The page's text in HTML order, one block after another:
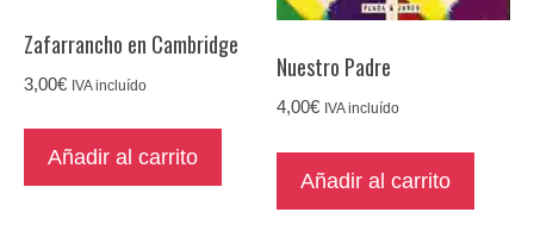
Zafarrancho en Cambridge
3,00€ IVA incluído
Añadir al carrito
Nuestro Padre
4,00€ IVA incluído
Añadir al carrito